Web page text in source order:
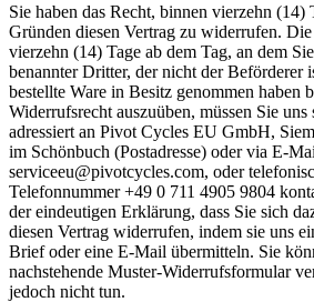
Sie haben das Recht, binnen vierzehn (14)
Gründen diesen Vertrag zu widerrufen.
vierzehn (14) Tage ab dem Tag, an dem
benannter Dritter, der nicht der Beförderer
bestellte Ware in Besitz genommen haben
Widerrufsrecht auszuüben, müssen Sie
adressiert an Pivot Cycles EU GmbH,
im Schönbuch (Postadresse) oder via E-
serviceeu@pivotcycles.com, oder
Telefonnummer +49 0 711 4905 9804
der eindeutigen Erklärung, dass Sie sich
diesen Vertrag widerrufen, indem sie uns
Brief oder eine E-Mail übermitteln. Sie
nachstehende Muster-Widerrufsformular
jedoch nicht tun.